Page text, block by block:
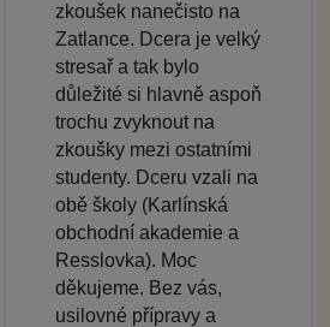
zkoušek nanečisto na
Zatlance. Dcera je velký
stresař a tak bylo
důležité si hlavně aspoň
trochu zvyknout na
zkoušky mezi ostatními
studenty. Dceru vzali na
obě školy (Karlínská
obchodní akademie a
Resslovka). Moc
děkujeme. Bez vás,
usilovné přípravy a